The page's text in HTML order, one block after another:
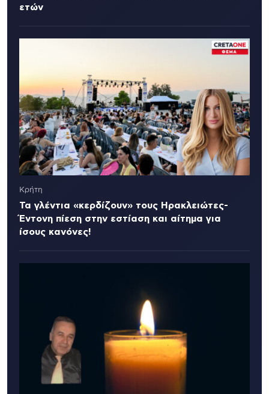
ετών
Κρήτη
Τα γλέντια «κερδίζουν» τους Ηρακλειώτες-
Έντονη πίεση στην εστίαση και αίτημα για
ίσους κανόνες!